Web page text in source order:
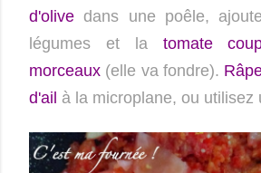
d'olive dans une poêle,
légumes et la tomate
morceaux (elle va fondre).
d'ail à la microplane, ou utilisez